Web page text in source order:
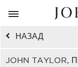
НАЗАД
JOHN TAYLOR,